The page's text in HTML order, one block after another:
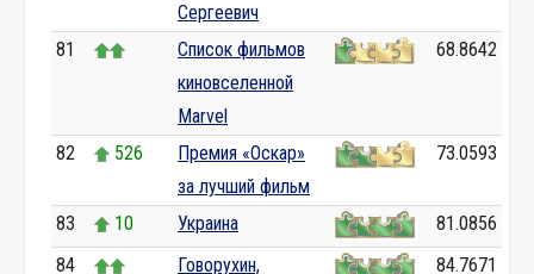
Сергеевич
81
Список фильмов
киновселенной
Marvel
68.8642
82 526
Премия «Оскар»
за лучший фильм
73.0593
83 10 Украина
81.0856
84
Говорухин, 84.7671